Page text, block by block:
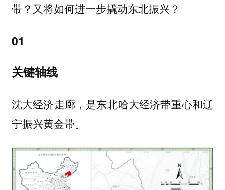
带？又将如何进一步撬动东北振兴？
01
关键轴线
沈大经济走廊，是东北哈大经济带重心和辽
宁振兴黄金带。